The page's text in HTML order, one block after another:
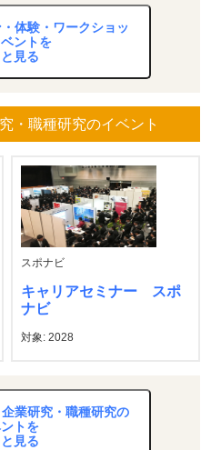
体験・ワークショッ
ントを
見る
・職種研究のイベント
スポナビ
キャリアセミナー スポ
ナビ
対象: 2028
業研究・職種研究の
トを
見る